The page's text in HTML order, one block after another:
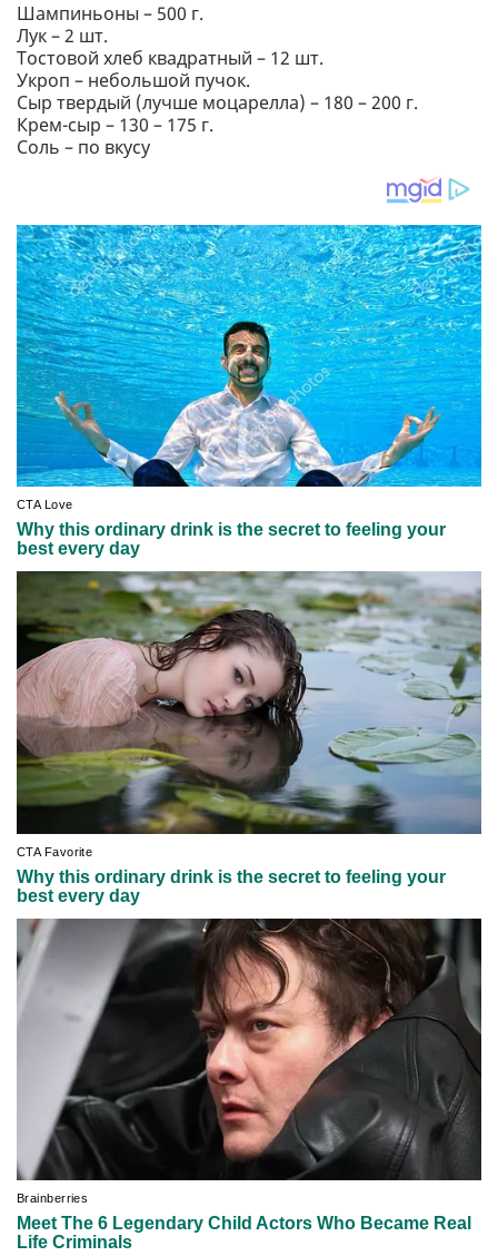
Шампиньоны – 500 г.
Лук – 2 шт.
Тостовой хлеб квадратный – 12 шт.
Укроп – небольшой пучок.
Сыр твердый (лучше моцарелла) – 180 – 200 г.
Крем-сыр – 130 – 175 г.
Соль – по вкусу